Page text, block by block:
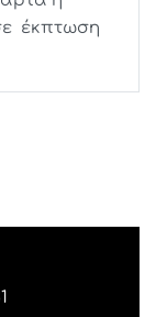
έκπτωση